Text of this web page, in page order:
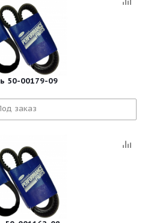
50-00179-09
заказ